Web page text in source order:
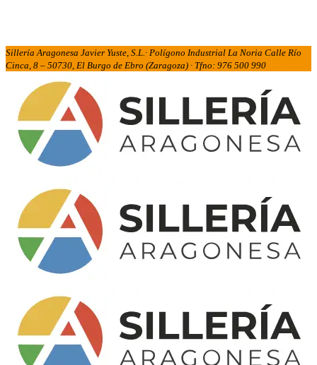
Sillería Aragonesa Javier Yuste, S.L.· Polígono Industrial La Noria Calle Río
Cinca, 8 – 50730, El Burgo de Ebro (Zaragoza) · Tfno: 976 500 990